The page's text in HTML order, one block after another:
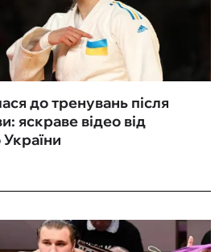
до тренувань після
яскраве відео від